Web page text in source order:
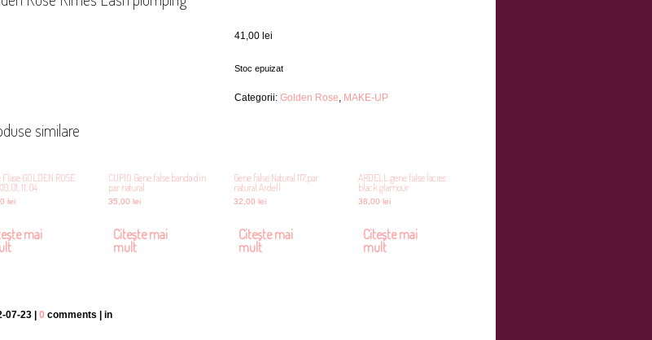
41,00 lei
Stoc epuizat
Categorii:Golden Rose, MAKE-UP
similare
Flase GOLDEN ROSE
01, 11, 04
lei
mai
CUPIO Gene false banda din
par natural
35,00 lei
Citește mai
mult
Gene false Natural 117,par
natural Ardell
32,00 lei
Citește mai
mult
ARDELL gene false lacies
black glamour
38,00lei
Citește mai
mult
07-23 | 0 comments | in